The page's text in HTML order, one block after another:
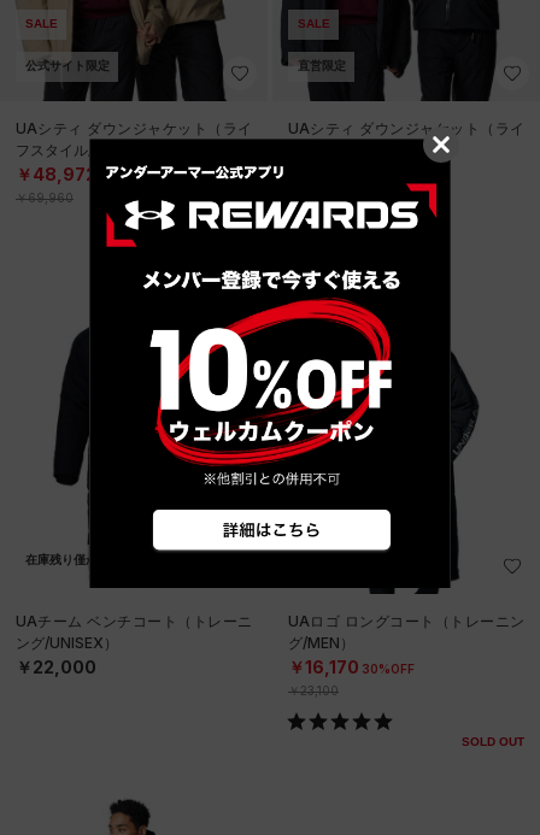
SALE
公式サイト限定
UAシティ ダウンジャケット（ライ
フスタイル/MEN）
￥48,972
30%OFF
￥69,960
SALE
直営限定
UAシティ ダウンジャケット（ライ
在庫残り僅か
UAチーム ベンチコート（トレーニ
ング/UNISEX）
￥22,000
UAロゴ ロングコート（トレーニン
グ/MEN）
￥16,170 30%OFF
￥23,100
SOLD OUT